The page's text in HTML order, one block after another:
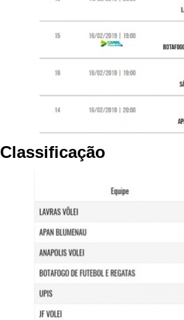
Classificação